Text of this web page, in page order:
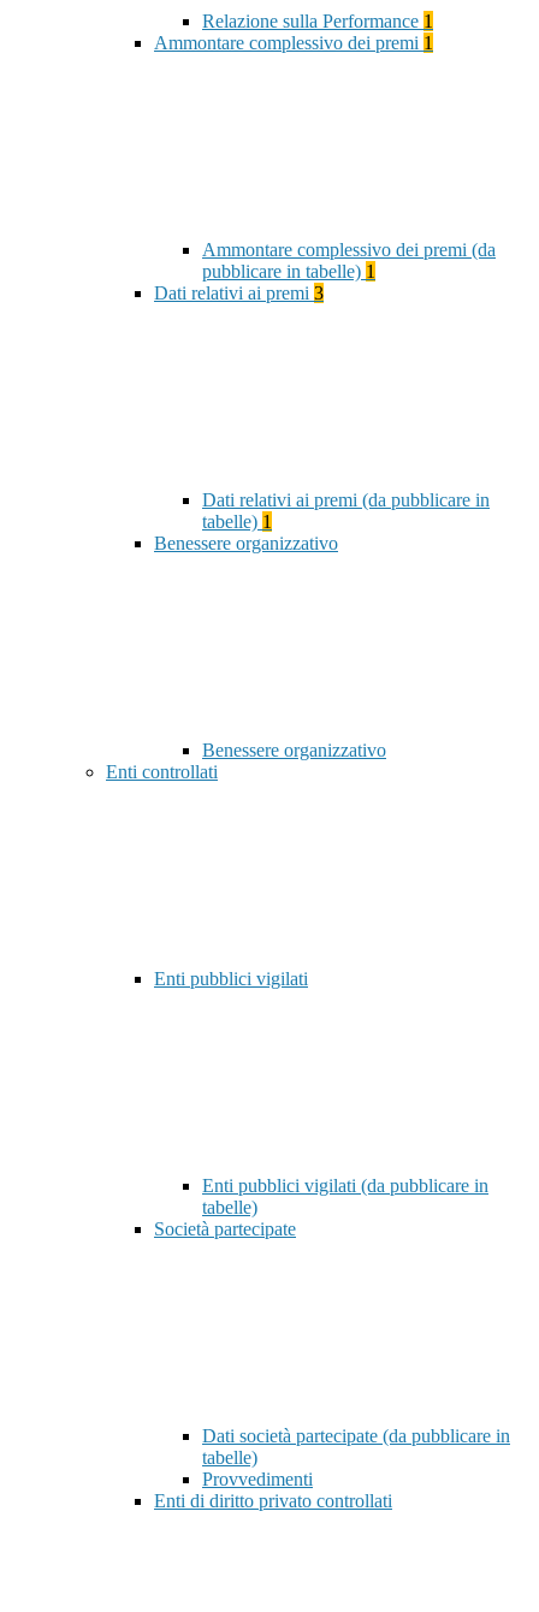
Relazione sulla Performance 1
Ammontare complessivo dei premi 1
Ammontare complessivo dei premi (da
pubblicare in tabelle) 1
Dati relativi ai premi 3
Dati relativi ai premi (da pubblicare in
tabelle) 1
Benessere organizzativo
Benessere organizzativo
Enti controllati
Enti pubblici vigilati
Enti pubblici vigilati (da pubblicare in
tabelle)
Società partecipate
Dati società partecipate (da pubblicare in
tabelle)
Provvedimenti
Enti di diritto privato controllati